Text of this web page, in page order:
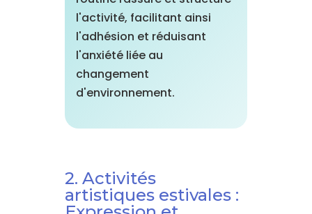
l'activité, facilitant ainsi
l'adhésion et réduisant
l'anxiété liée au
changement
d'environnement.
2. Activités
artistiques estivales :